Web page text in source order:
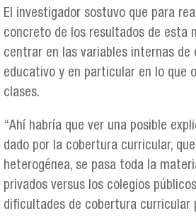
El investigador sostuvo que para
concreto de los resultados de esta
centrar en las variables internas
educativo y en particular en lo que
clases.
“Ahí habría que ver una posible
dado por la cobertura curricular,
heterogénea, se pasa toda la
privados versus los colegios
dificultades de cobertura curricular